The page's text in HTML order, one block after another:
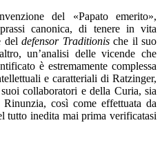
del «Papato emerito»,
canonica, di tenere in vita
del defensor Traditionische il suo
un’analisi delle vicende che
è estremamente complessa
e caratteriali di Ratzinger,
collaboratori e della Curia, sia
così come effettuata da
tutto inedita mai prima verificatasi